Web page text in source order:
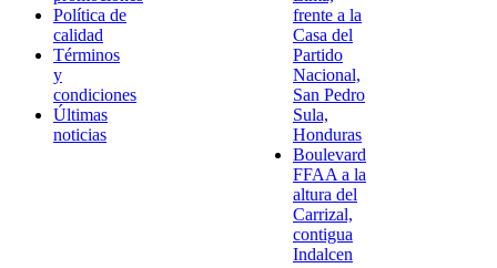
Política de
calidad
Términos
y
condiciones
Últimas
noticias
frente a la
Casa del
Partido
Nacional,
San Pedro
Sula,
Honduras
Boulevard
FFAA a la
altura del
Carrizal,
contigua
Indalcen